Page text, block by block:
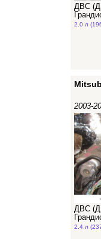
ДВС
2.0 л
2003-
ДВС
2.4 л